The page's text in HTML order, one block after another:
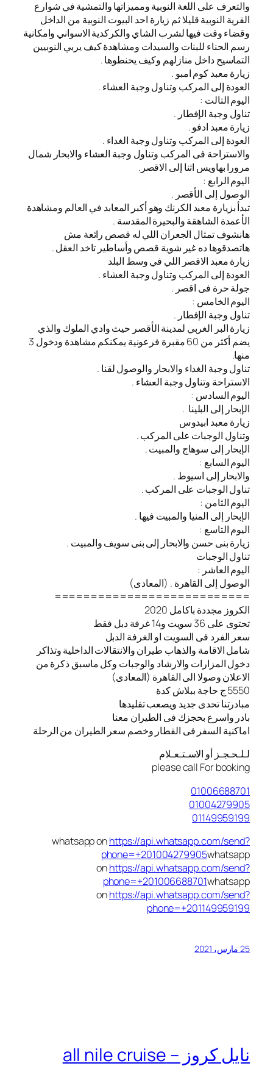
والتعرف على اللغة النوبية ومميزاتها والتمشية في شوارع
القرية النوبية قليلا ثم زيارة احد البيوت النوبية من الداخل
وقضاء وقت فيها لشرب الشاي والكركدية الاسواني وامكانية
رسم الحناء للبنات والسيدات ومشاهدة كيف يربي النوبيين
التماسيح داخل منازلهم وكيف يحنطوها .
زيارة معبد كوم امبو .
العودة إلى المركب وتناول وجبة العشاء .
اليوم التالت :
تناول وجبة الإفطار .
زيارة معبد ادفو .
العودة إلى المركب وتناول وجبة الغداء .
والاستراحة فى المركب وتناول وجبة العشاء والابحار شمال
مرورا بهاويس اثنا إلى الاقصر.
اليوم الرابع :
الوصول إلى الأقصر .
تبدأ بزيارة معبد الكرنك وهو أكبر المعابد في العالم ومشاهدة
الأعمدة الشاهقة والبحيرة المقدسة .
هانشوف تمثال الجعران اللي له قصص رائعة مش
هاتصدقوها ده غير شوية قصص وأساطير تاخد العقل .
زيارة معبد الاقصر اللي في وسط البلد
العودة إلى المركب وتناول وجبة العشاء .
جولة حرة فى اقصر .
اليوم الخامس :
تناول وجبة الإفطار .
زيارة البر الغربي لمدينة الأقصر حيث وادي الملوك والذي
يضم أكثر من 60 مقبرة فرعونية يمكنكم مشاهدة ودخول 3
منها.
تناول وجبة الغداء والابحار والوصول لقنا .
الاستراحة وتناول وجبة العشاء .
اليوم السادس :
الإبحار إلى البلينا .
زيارة معبد ابيدوس
وتناول الوجبات على المركب .
الإبحار إلى سوهاج والمبيت .
اليوم السابع :
والابحار إلى اسيوط .
تناول الوجبات على المركب .
اليوم الثامن :
الإبحار إلى المنيا والمبيت فيها .
اليوم التاسع :
زيارة بنى حسن والابحار إلى بنى سويف والمبيت .
تناول الوجبات
اليوم العاشر :
الوصول إلى القاهرة . (المعادى)
===========================
الكروز مجددة باكامل 2020
تحتوى على 36 سويت و14 غرفة دبل فقط
سعر الفرد فى السويت او الغرفة الدبل
شامل الاقامة والذهاب طيران والانتقالات الداخلية وتذاكر
دخول المزارات والارشاد والوجبات وكل ماسبق ذكرة من
الاعلان وصولا الى القاهرة (المعادى)
5550 ج حاجة ببلاش كدة
مبادرتنا تحدى جديد ويصعب تقليدها
بادر واسرع بحجزك فى الطيران معنا
️اماكنية السفر فى القطار وخصم سعر الطيران من الرحلة
لـلـحـجـز أو الاسـتـعـلام
please call For booking
01006688701
01004279905
01149959199
whatsapp onhttps://api.whatsapp.com/send?
phone=+201004279905whatsapp
onhttps://api.whatsapp.com/send?
phone=+201006688701whatsapp
onhttps://api.whatsapp.com/send?
phone=+201149959199
25 مارس، 2021
نايل كروز – all nile cruise